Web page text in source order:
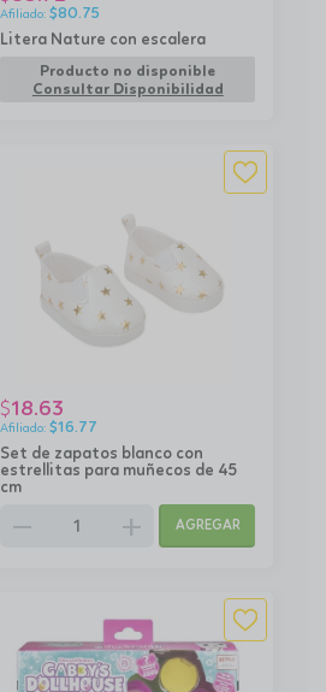
Litera Nature con escalera
$80.75
Producto no disponible
Consultar Disponibilidad
Set de zapatos blanco con
estrellitas para muñecos de 45
cm
$18.63
$16.77
remove add AGREGAR